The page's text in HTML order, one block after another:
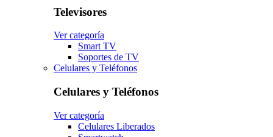
Televisores
Ver categoría
Smart TV
Soportes de TV
Celulares y Teléfonos
Celulares y Teléfonos
Ver categoría
Celulares Liberados